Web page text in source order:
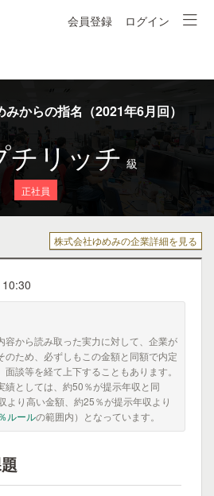
会員登録 ログイン
からの指名（2021年6月回）
チリッチ 級
正社員
株式会社ゆめみの企業詳細を見る
容から読み取った実力に対して、企業が
のため、必ずしもこの金額と同額で内定
談等を経て上下することもあります。
績としては、約50％が提示年収と同
より高い金額、約25％が提示年収より
ルールの範囲内）となっています。